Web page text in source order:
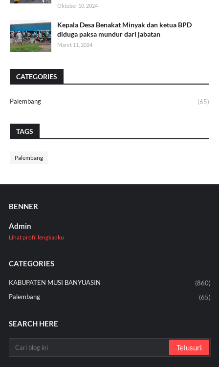
Oktober 10, 2024
Kepala Desa Benakat Minyak dan ketua BPD
diduga paksa mundur dari jabatan
Maret 11, 2024
CATEGORIES
Palembang (65)
TAGS
Palembang
BENNER
Admin
Lihat profil lengkapku
CATEGORIES
KABUPATEN MUSI BANYUASIN
(860)
Palembang
(65)
SEARCH HERE